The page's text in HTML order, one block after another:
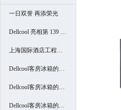
一日双誉 再添荣光
Dellcool 亮相第 139 届
广交会
上海国际酒店工程设
计与用品博览会
Dellcool客房冰箱的高
端酒店之旅- 厦门南洋
万怡酒店
Dellcool客房冰箱的高
端酒店之旅- 西安高新
Dellcool客房冰箱的高